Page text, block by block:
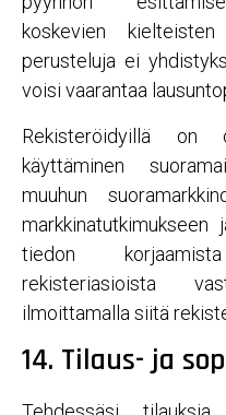
koskevien
perusteluja ei
voisi vaarantaa
Rekisteröidyillä on
käyttäminen
muuhun
tiedon
rekisteriasioista
ilmoittamalla siitä
14. Tilaus- ja